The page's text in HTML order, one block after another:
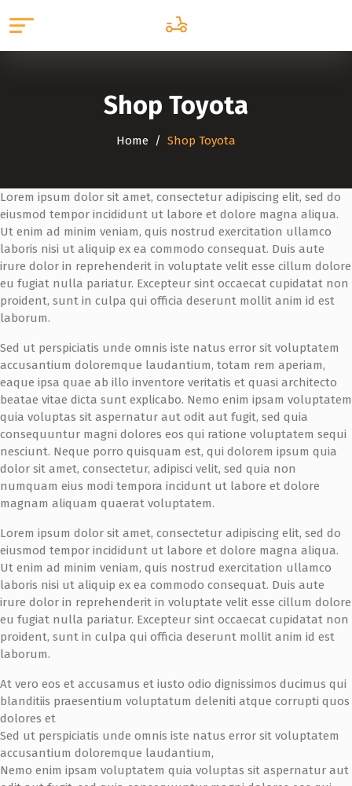
Shop Toyota
Home Shop Toyota
Lorem ipsum dolor sit amet, consectetur adipiscing elit, sed do
eiusmod tempor incididunt ut labore et dolore magna aliqua.
Ut enim ad minim veniam, quis nostrud exercitation ullamco
laboris nisi ut aliquip ex ea commodo consequat. Duis aute
irure dolor in reprehenderit in voluptate velit esse cillum dolore
eu fugiat nulla pariatur. Excepteur sint occaecat cupidatat non
proident, sunt in culpa qui officia deserunt mollit anim id est
laborum.
Sed ut perspiciatis unde omnis iste natus error sit voluptatem
accusantium doloremque laudantium, totam rem aperiam,
eaque ipsa quae ab illo inventore veritatis et quasi architecto
beatae vitae dicta sunt explicabo. Nemo enim ipsam voluptatem
quia voluptas sit aspernatur aut odit aut fugit, sed quia
consequuntur magni dolores eos qui ratione voluptatem sequi
nesciunt. Neque porro quisquam est, qui dolorem ipsum quia
dolor sit amet, consectetur, adipisci velit, sed quia non
numquam eius modi tempora incidunt ut labore et dolore
magnam aliquam quaerat voluptatem.
Lorem ipsum dolor sit amet, consectetur adipiscing elit, sed do
eiusmod tempor incididunt ut labore et dolore magna aliqua.
Ut enim ad minim veniam, quis nostrud exercitation ullamco
laboris nisi ut aliquip ex ea commodo consequat. Duis aute
irure dolor in reprehenderit in voluptate velit esse cillum dolore
eu fugiat nulla pariatur. Excepteur sint occaecat cupidatat non
proident, sunt in culpa qui officia deserunt mollit anim id est
laborum.
At vero eos et accusamus et iusto odio dignissimos ducimus qui
blanditiis praesentium voluptatum deleniti atque corrupti quos
dolores et
Sed ut perspiciatis unde omnis iste natus error sit voluptatem
accusantium doloremque laudantium,
Nemo enim ipsam voluptatem quia voluptas sit aspernatur aut